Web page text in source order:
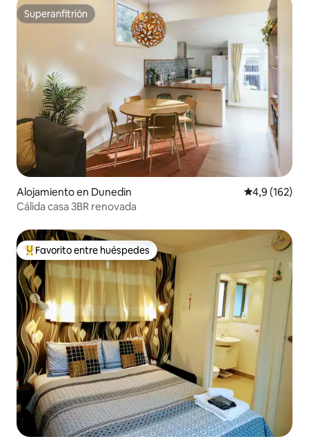
Superanfitrión
Superanfitrión
Alojamiento en Dunedin Calificación
4,9 (162)
Cálida casa 3BR renovada
Favorito entre los huéspedes más destacados
Favorito entre huéspedes